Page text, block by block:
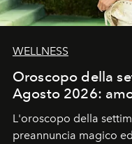
WELLNESS
Oroscopo della
Agosto 2026:
L'oroscopo della
preannuncia magico